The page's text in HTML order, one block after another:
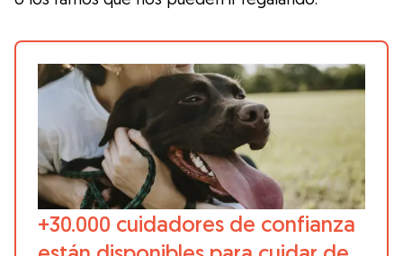
+30.000 cuidadores de confianza